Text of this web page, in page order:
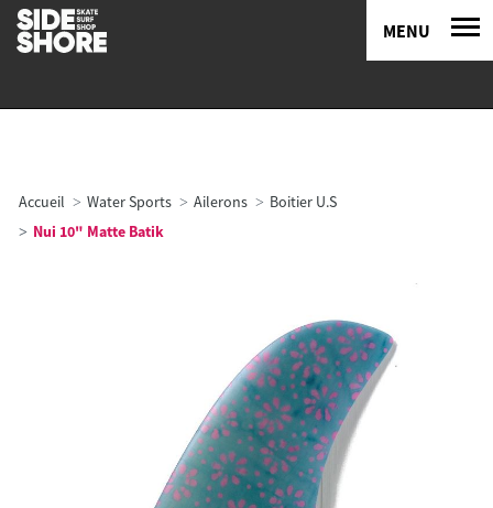
MENU
Accueil Water Sports Ailerons
Boitier U.S
Nui 10" Matte Batik